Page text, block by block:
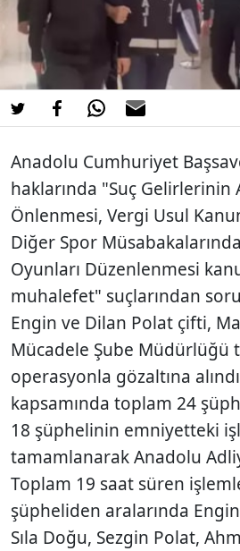
Anadolu Cumhuriyet
haklarında "Suç Gelirlerinin
Önlenmesi, Vergi Usul
Diğer Spor
Oyunları Düzenlenmesi
muhalefet" suçlarından
Engin ve Dilan Polat çifti,
Mücadele Şube Müdürlüğü
operasyonla gözaltına
kapsamında toplam 24
18 şüphelinin emniyetteki
tamamlanarak Anadolu
Toplam 19 saat süren
şüpheliden aralarında
Sıla Doğu, Sezgin Polat,